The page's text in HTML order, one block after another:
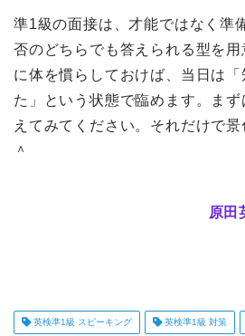
準1級の面接は、才能ではなく準
否のどちらでも答えられる型を
に体を慣らしておけば、当日は「
た」という状態で臨めます。ま
えてみてください。それだけで景
＾
原田
英検準1級 スピーキング 英検準1級 対策